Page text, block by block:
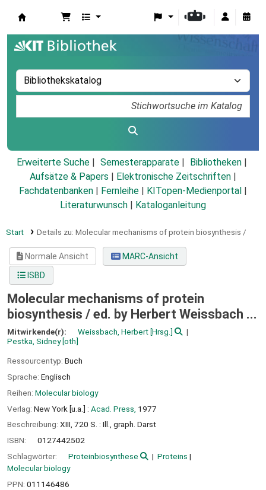
Erweiterte Suche Semesterapparate
Bibliotheken
Aufsätze & Papers
Elektronische Zeitschriften
Fachdatenbanken
Fernleihe KITopen-Medienportal
Literaturwunsch
Kataloganleitung
Start Details zu: Molecular mechanisms of protein biosynthesis /
Normale Ansicht
MARC-Ansicht
ISBD
Molecular mechanisms of protein
biosynthesis / ed. by Herbert Weissbach ...
Mitwirkende(r): Weissbach, Herbert [Hrsg.]
Pestka, Sidney[oth]
Ressourcentyp: Buch
Sprache: Englisch
Reihen: Molecular biology
Verlag: New York [u.a.] : Acad. Press, 1977
Beschreibung: XIII, 720 S. : Ill., graph. Darst
ISBN:
0127442502
Schlagwörter:
Proteinbiosynthese
Proteins
Molecular biology
PPN: 011146486